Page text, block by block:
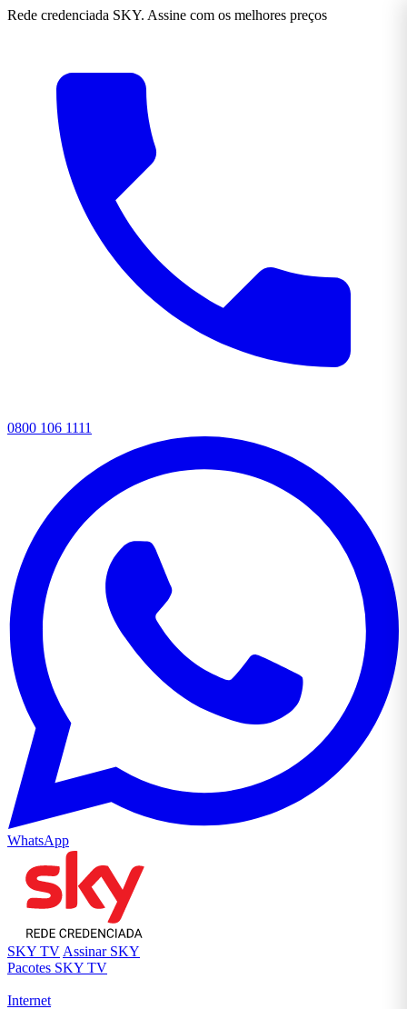
Rede credenciada SKY. Assine com os melhores preços
0800 106 1111
WhatsApp
SKY TV Assinar SKY
Pacotes SKY TV
Internet